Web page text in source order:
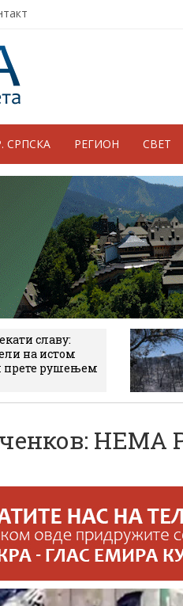
СРПСКА РЕГИОН СВЕТ
славу:
на истом
прете рушењем
НЕМА